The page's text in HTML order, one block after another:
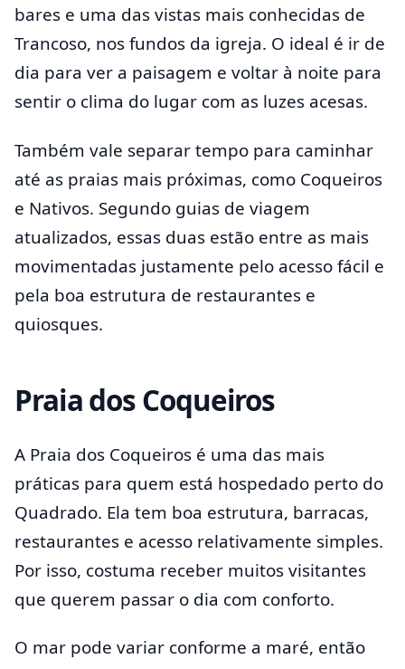
bares e uma das vistas mais conhecidas de
Trancoso, nos fundos da igreja. O ideal é ir de
dia para ver a paisagem e voltar à noite para
sentir o clima do lugar com as luzes acesas.
Também vale separar tempo para caminhar
até as praias mais próximas, como Coqueiros
e Nativos. Segundo guias de viagem
atualizados, essas duas estão entre as mais
movimentadas justamente pelo acesso fácil e
pela boa estrutura de restaurantes e
quiosques.
Praia dos Coqueiros
A Praia dos Coqueiros é uma das mais
práticas para quem está hospedado perto do
Quadrado. Ela tem boa estrutura, barracas,
restaurantes e acesso relativamente simples.
Por isso, costuma receber muitos visitantes
que querem passar o dia com conforto.
O mar pode variar conforme a maré, então